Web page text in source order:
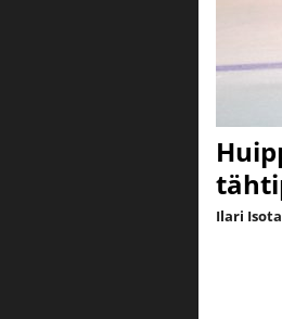
Ilari